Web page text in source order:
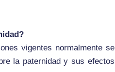
vigentes normalmente se
la paternidad y sus efectos